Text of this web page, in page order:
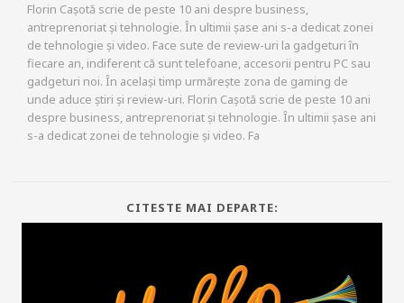
Florin Cașotă scrie de peste 10 ani despre business,
antreprenoriat și tehnologie. În ultimii șase ani s-a dedicat zonei
de tehnologie și video. Face sute de review-uri la gadgeturi în
fiecare an, indiferent că sunt telefoane, accesorii pentru PC sau
gadgeturi noi. În același timp urmărește zona de gaming de
unde aduce știri și review-uri. Florin Cașotă scrie de peste 10 ani
despre business, antreprenoriat și tehnologie. În ultimii șase ani
s-a dedicat zonei de tehnologie și video. Fa
CITESTE MAI DEPARTE: